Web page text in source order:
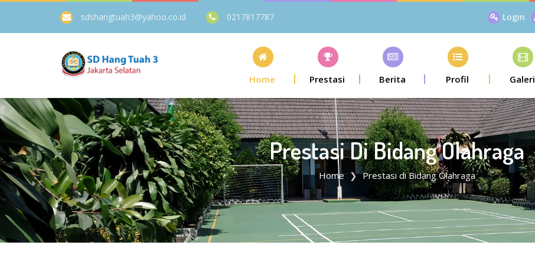
sdshangtuah3@yahoo.co.id 0217817787 Login
Home Prestasi Berita Profil Galeri
Prestasi Di Bidang Olahraga
Home Prestasi di Bidang Olahraga